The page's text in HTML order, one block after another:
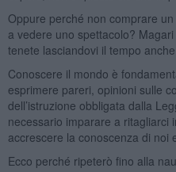
Oppure perché non comprare
a vedere uno spettacolo?
tenete lasciandovi il tempo
Conoscere il mondo è
esprimere pareri, opinioni sulle
dell’istruzione obbligata dalla
necessario imparare a ritagliarci
accrescere la conoscenza di noi
Ecco perché ripeterò fino alla